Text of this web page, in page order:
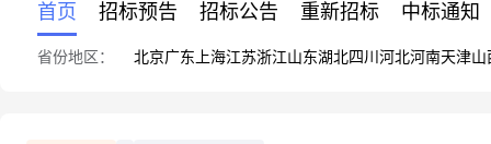
首页 招标预告 招标公告 重新招标 中标通知
省份地区： 北京广东 上海江苏浙江山东湖北四川 河北河南天津山